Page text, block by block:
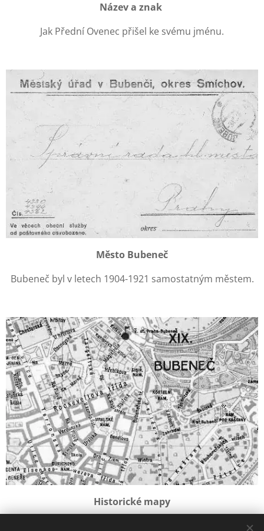
Název a znak
Jak Přední Ovenec přišel ke svému jménu.
Město Bubeneč
Bubeneč byl v letech 1904-1921 samostatným městem.
Historické mapy